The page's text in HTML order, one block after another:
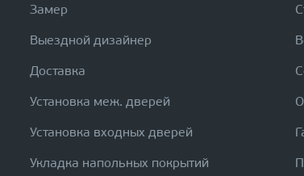
Замер
Выездной дизайнер
Доставка
Установка меж. дверей
Установка входных дверей
Укладка напольных покрытий